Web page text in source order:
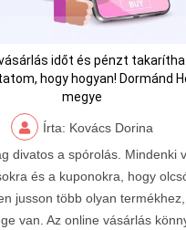
időt és pénzt
hogy hogyan! Dormánd
megye
Írta: Kovács Dorina
divatos a spórolás. Mindenki
és a kuponokra, hogy
jusson több olyan
van. Az online vásárlás